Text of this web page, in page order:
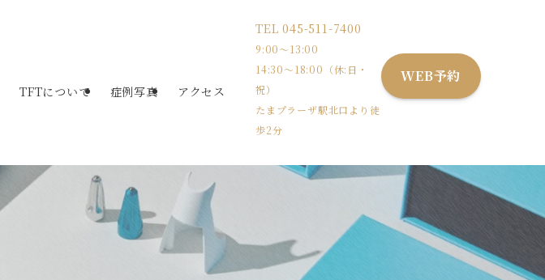
TFTについて 症例写真 アクセス
TEL 045-511-7400
9:00〜13:00
14:30〜18:00（休:日・
祝）
たまプラーザ駅北口より徒
歩2分
WEB予約